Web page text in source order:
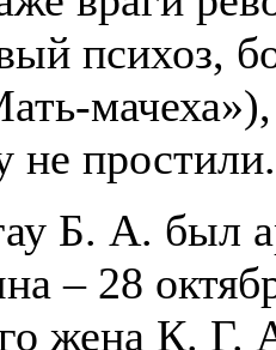
психоз,
не простили.
Б. А. был
– 28
жена К.